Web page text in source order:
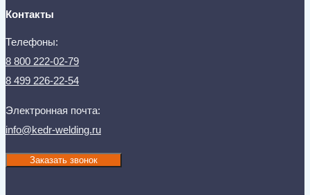
Контакты
Телефоны:
8 800 222-02-79
8 499 226-22-54
Электронная почта:
info@kedr-welding.ru
Заказать звонок